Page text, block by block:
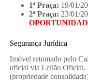
1ª Praça: 19/01/
2ª Praça: 23/01/
Segurança Jurídica
Imóvel retomado pelo
oficial via Leilão Oficial.
(propriedade